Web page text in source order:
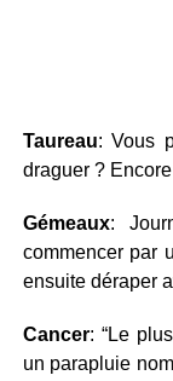
Taureau: Vous
draguer ?
Gémeaux:
commencer par
ensuite déraper
Cancer: “Le
un parapluie